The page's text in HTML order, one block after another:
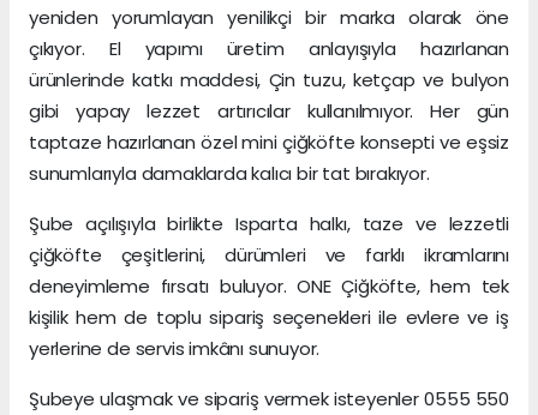
yeniden yorumlayan yenilikçi bir marka olarak öne
çıkıyor. El yapımı üretim anlayışıyla hazırlanan
ürünlerinde katkı maddesi, Çin tuzu, ketçap ve bulyon
gibi yapay lezzet artırıcılar kullanılmıyor. Her gün
taptaze hazırlanan özel mini çiğköfte konsepti ve eşsiz
sunumlarıyla damaklarda kalıcı bir tat bırakıyor.
Şube açılışıyla birlikte Isparta halkı, taze ve lezzetli
çiğköfte çeşitlerini, dürümleri ve farklı ikramlarını
deneyimleme fırsatı buluyor. ONE Çiğköfte, hem tek
kişilik hem de toplu sipariş seçenekleri ile evlere ve iş
yerlerine de servis imkânı sunuyor.
Şubeye ulaşmak ve sipariş vermek isteyenler 0555 550